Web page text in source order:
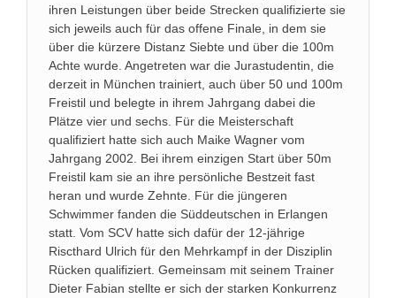
ihren Leistungen über beide Strecken qualifizierte sie
sich jeweils auch für das offene Finale, in dem sie
über die kürzere Distanz Siebte und über die 100m
Achte wurde. Angetreten war die Jurastudentin, die
derzeit in München trainiert, auch über 50 und 100m
Freistil und belegte in ihrem Jahrgang dabei die
Plätze vier und sechs. Für die Meisterschaft
qualifiziert hatte sich auch Maike Wagner vom
Jahrgang 2002. Bei ihrem einzigen Start über 50m
Freistil kam sie an ihre persönliche Bestzeit fast
heran und wurde Zehnte. Für die jüngeren
Schwimmer fanden die Süddeutschen in Erlangen
statt. Vom SCV hatte sich dafür der 12-jährige
Riscthard Ulrich für den Mehrkampf in der Disziplin
Rücken qualifiziert. Gemeinsam mit seinem Trainer
Dieter Fabian stellte er sich der starken Konkurrenz